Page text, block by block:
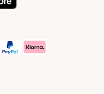
Method
Method
Payment Method
PayPal Payment Method
Klarna Payment Method
Method